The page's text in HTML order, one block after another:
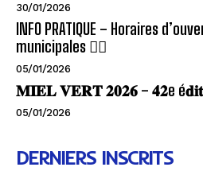
30/01/2026
INFO PRATIQUE – Horaires
municipales 🏊‍♂️
05/01/2026
𝐌𝐈𝐄𝐋 𝐕𝐄𝐑𝐓 𝟐𝟎𝟐𝟔 – 𝟒𝟐e
05/01/2026
DERNIERS INSCRITS